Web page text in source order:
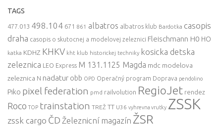
TAGS
477.013 498.104 671 861 albatros albatros klub Bardotka casopis
draha casopis o skutocnej a modelovej zeleznici Fleischmann H0 HO
katka KDHZ KHKV kht klub historickej techniky kosicka detska
zeleznica LEO Express M 131.1125 Magda mdc modelova
zeleznica N nadatur obb OPD Operačný program Doprava pendolino
Piko pixel federation pmd railvolution RegioJet rendez
Roco TOP trainstation TREŽ TT U36 vyhrevna vrutky ZSSK
zssk cargo ČD Železnicní magazín ŽSR